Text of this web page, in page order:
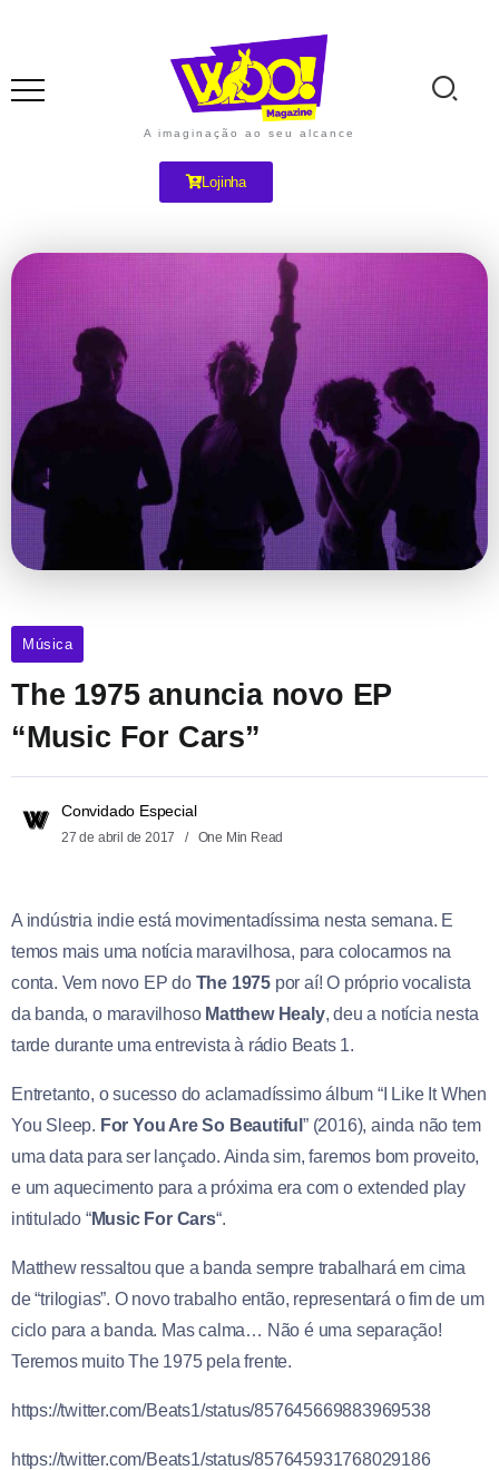
A imaginação ao seu alcance
Lojinha
Música
The 1975 anuncia novo EP
“Music For Cars”
Convidado Especial
27 de abril de 2017 One Min Read
A indústria indie está movimentadíssima nesta semana. E
temos mais uma notícia maravilhosa, para colocarmos na
conta. Vem novo EP do The 1975 por aí! O próprio vocalista
da banda, o maravilhoso Matthew Healy, deu a notícia nesta
tarde durante uma entrevista à rádio Beats 1.
Entretanto, o sucesso do aclamadíssimo álbum “I Like It When
You Sleep. For You Are So Beautiful” (2016), ainda não tem
uma data para ser lançado. Ainda sim, faremos bom proveito,
e um aquecimento para a próxima era com o extended play
intitulado “Music For Cars“.
Matthew ressaltou que a banda sempre trabalhará em cima
de “trilogias”. O novo trabalho então, representará o fim de um
ciclo para a banda. Mas calma… Não é uma separação!
Teremos muito The 1975 pela frente.
https://twitter.com/Beats1/status/857645669883969538
https://twitter.com/Beats1/status/857645931768029186